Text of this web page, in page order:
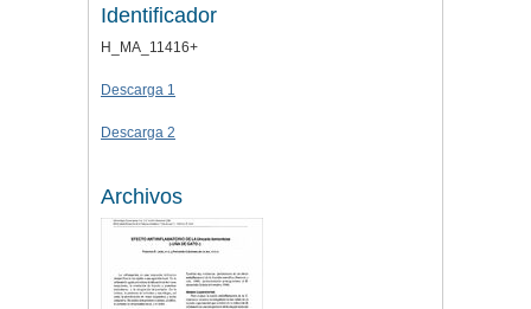
Identificador
H_MA_11416+
Descarga 1
Descarga 2
Archivos